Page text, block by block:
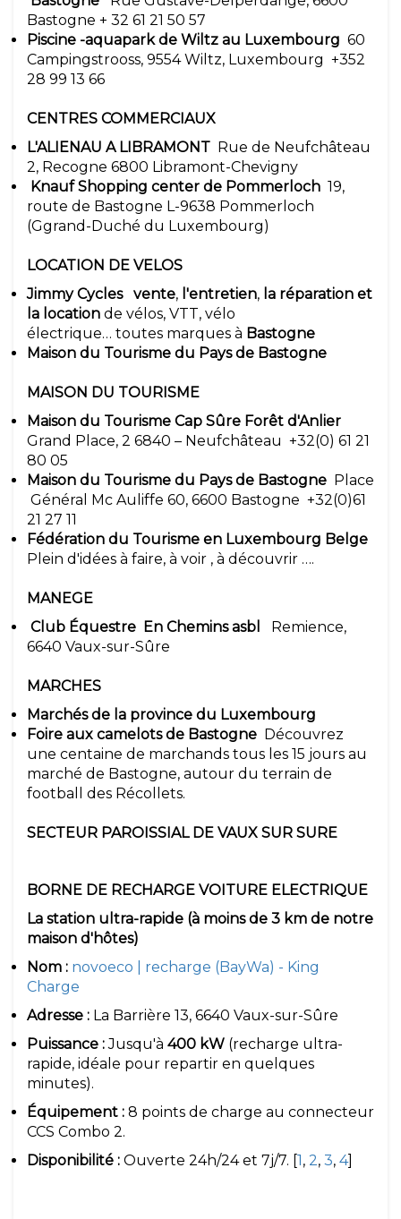
Bastogne + 32 61 21 50 57
Piscine -aquapark de Wiltz au Luxembourg 60
Campingstrooss, 9554 Wiltz, Luxembourg +352
28 99 13 66
CENTRES COMMERCIAUX
L'ALIENAU A LIBRAMONT Rue de Neufchâteau
2, Recogne 6800 Libramont-Chevigny
Knauf Shopping center de Pommerloch 19,
route de Bastogne L-9638 Pommerloch
(Ggrand-Duché du Luxembourg)
LOCATION DE VELOS
Jimmy Cycles vente, l'entretien, la réparation et
la location de vélos, VTT, vélo
électrique… toutes marques à Bastogne
Maison du Tourisme du Pays de Bastogne
MAISON DU TOURISME
Maison du Tourisme Cap Sûre Forêt d'Anlier
Grand Place, 2 6840 – Neufchâteau +32(0) 61 21
80 05
Maison du Tourisme du Pays de Bastogne Place
Général Mc Auliffe 60, 6600 Bastogne +32(0)61
21 27 11
Fédération du Tourisme en Luxembourg Belge
Plein d'idées à faire, à voir , à découvrir ….
MANEGE
Club Équestre En Chemins asbl
Remience,
6640 Vaux-sur-Sûre
MARCHES
Marchés de la province du Luxembourg
Foire aux camelots de Bastogne Découvrez
une centaine de marchands tous les 15 jours au
marché de Bastogne, autour du terrain de
football des Récollets.
SECTEUR PAROISSIAL DE VAUX SUR SURE
BORNE DE RECHARGE VOITURE ELECTRIQUE
La station ultra-rapide (à moins de 3 km de notre
maison d'hôtes)
Nom : novoeco | recharge (BayWa) - King
Charge
Adresse : La Barrière 13, 6640 Vaux-sur-Sûre
Puissance :Jusqu'à 400 kW (recharge ultra-
rapide, idéale pour repartir en quelques
minutes).
Équipement : 8 points de charge au connecteur
CCS Combo 2.
Disponibilité : Ouverte 24h/24 et 7j/7. [1, 2, 3, 4]